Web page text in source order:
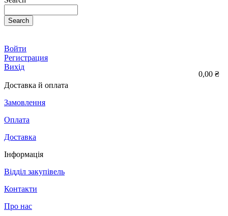
Search
0,00 ₴
Войти
Регистрация
Вихід
Доставка й оплата
Замовлення
Оплата
Доставка
Інформація
Відділ закупівель
Контакти
Про нас